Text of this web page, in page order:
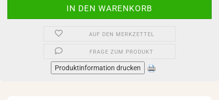
AUF DEN MERKZETTEL
FRAGE ZUM PRODUKT
Produktinformation drucken